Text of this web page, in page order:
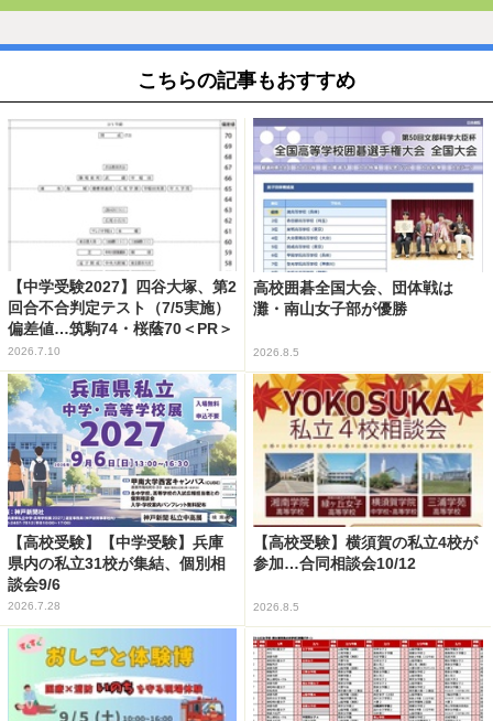
こちらの記事もおすすめ
【中学受験2027】四谷大塚、第2
回合不合判定テスト（7/5実施）
偏差値…筑駒74・桜蔭70＜PR＞
2026.7.10
高校囲碁全国大会、団体戦は
灘・南山女子部が優勝
2026.8.5
【高校受験】【中学受験】兵庫
県内の私立31校が集結、個別相
談会9/6
2026.7.28
【高校受験】横須賀の私立4校が
参加…合同相談会10/12
2026.8.5